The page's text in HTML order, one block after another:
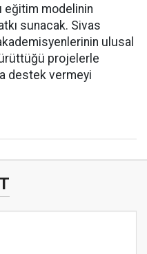
eğitim modelinin
sunacak. Sivas
ulusal
projelerle
destek vermeyi